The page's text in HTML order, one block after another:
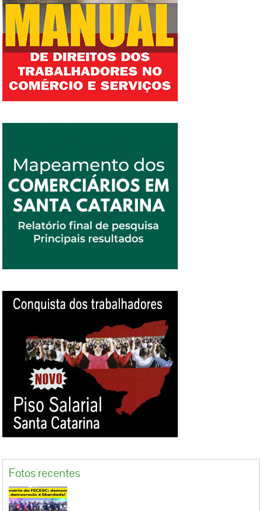
popular, a partir das 16h, na Praça do Terminal
Urbano CAÇADOR: mobilização e
panfletagem, às 9h, concentração no Siticom
CURITIBANOS: mobilização com
panfletagem, concentração às 15h, no Sinte
CRICIÚMA: início das mobilizações com
panfletagem nos bairros, concentração às 9h,
na Igreja Santo Antônio, e ato macrorregional,
SC | Foto: Pricila Baade –...
Fotos recentes